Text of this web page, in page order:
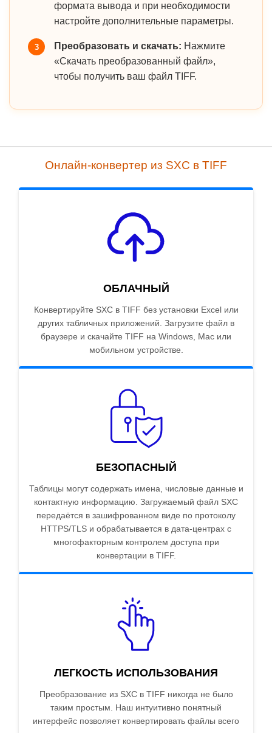
формата вывода и при необходимости
настройте дополнительные параметры.
3 Преобразовать и скачать: Нажмите
«Скачать преобразованный файл»,
чтобы получить ваш файл TIFF.
Онлайн-конвертер из SXC в TIFF
ОБЛАЧНЫЙ
Конвертируйте SXC в TIFF без установки Excel или
других табличных приложений. Загрузите файл в
браузере и скачайте TIFF на Windows, Mac или
мобильном устройстве.
БЕЗОПАСНЫЙ
Таблицы могут содержать имена, числовые данные и
контактную информацию. Загружаемый файл SXC
передаётся в зашифрованном виде по протоколу
HTTPS/TLS и обрабатывается в дата-центрах с
многофакторным контролем доступа при
конвертации в TIFF.
ЛЕГКОСТЬ ИСПОЛЬЗОВАНИЯ
Преобразование из SXC в TIFF никогда не было
таким простым. Наш интуитивно понятный
интерфейс позволяет конвертировать файлы всего